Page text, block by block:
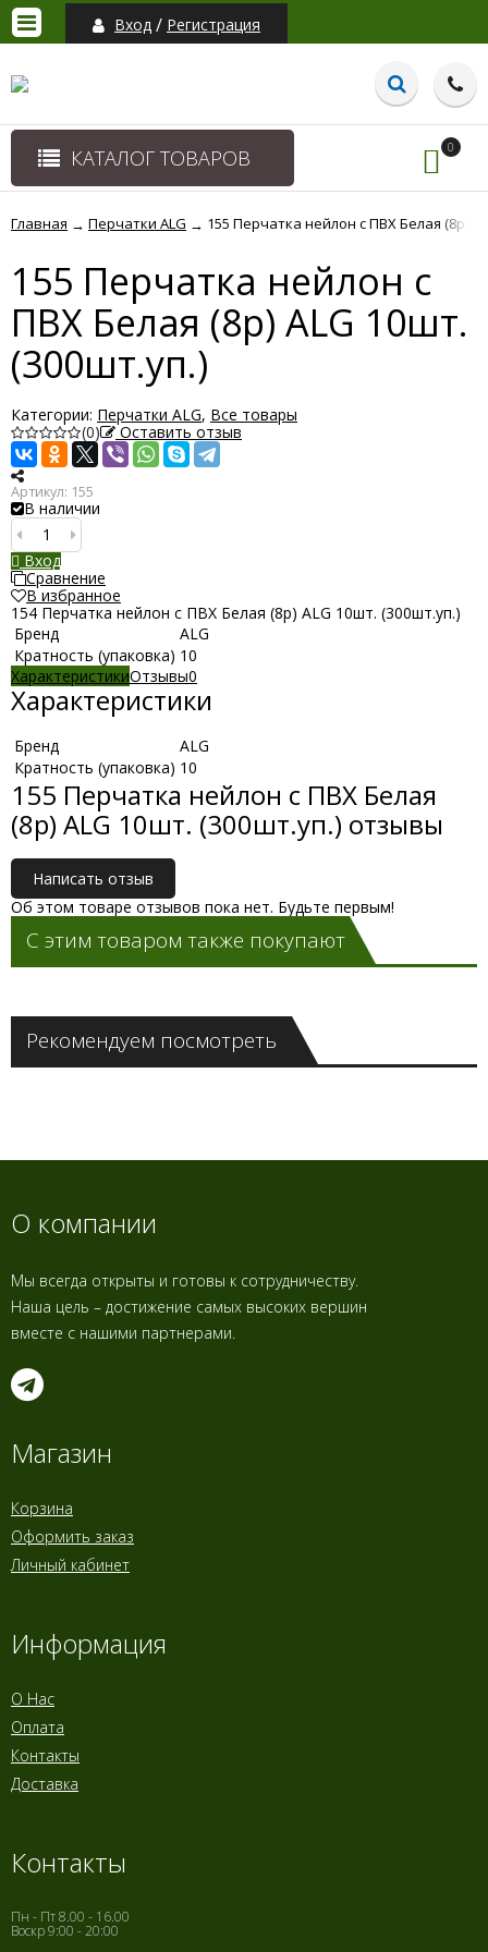
Вход / Регистрация
КАТАЛОГ ТОВАРОВ 0
Главная → Перчатки ALG → 155 Перчатка нейлон с ПВХ Белая (8р)
155 Перчатка нейлон с
ПВХ Белая (8р) ALG 10шт.
(300шт.уп.)
Категории: Перчатки ALG, Все товары
(0)
Оставить отзыв
Артикул: 155
В наличии
Вход
Сравнение
В избранное
154 Перчатка нейлон с ПВХ Белая (8р) ALG 10шт. (300шт.уп.)
Бренд
ALG
Кратность (упаковка) 10
ХарактеристикиОтзывы0
Характеристики
Бренд
ALG
Кратность (упаковка) 10
155 Перчатка нейлон с ПВХ Белая
(8р) ALG 10шт. (300шт.уп.) отзывы
Написать отзыв
Об этом товаре отзывов пока нет. Будьте первым!
С этим товаром также покупают
Рекомендуем посмотреть
О компании
Мы всегда открыты и готовы к сотрудничеству.
Наша цель – достижение самых высоких вершин
вместе с нашими партнерами.
Магазин
Корзина
Оформить заказ
Личный кабинет
Информация
О Нас
Оплата
Контакты
Доставка
Контакты
Пн - Пт 8.00 - 16.00
Воскр 9:00 - 20:00